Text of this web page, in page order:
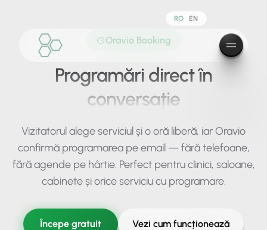
RO EN
Oravio Booking
Programări direct în
conversație
Vizitatorul alege serviciul și o oră liberă, iar Oravio
confirmă programarea pe email — fără telefoane,
fără agende pe hârtie. Perfect pentru clinici, saloane,
cabinete și orice serviciu cu programare.
Începe gratuit Vezi cum funcționează